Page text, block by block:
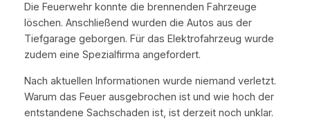
Die Feuerwehr konnte die brennenden Fahrzeuge
löschen. Anschließend wurden die Autos aus der
Tiefgarage geborgen. Für das Elektrofahrzeug wurde
zudem eine Spezialfirma angefordert.
Nach aktuellen Informationen wurde niemand verletzt.
Warum das Feuer ausgebrochen ist und wie hoch der
entstandene Sachschaden ist, ist derzeit noch unklar.